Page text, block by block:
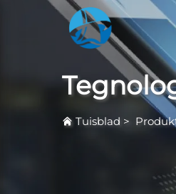
Tuisblad >